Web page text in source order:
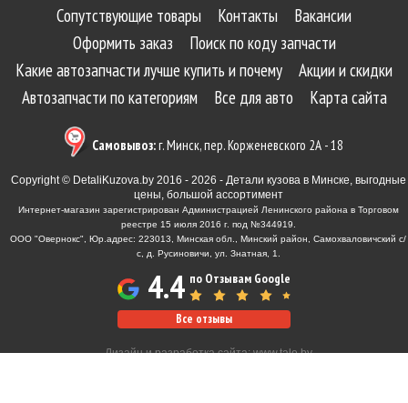
Сопутствующие товары
Контакты
Вакансии
Оформить заказ
Поиск по коду запчасти
Какие автозапчасти лучше купить и почему
Акции и скидки
Автозапчасти по категориям
Все для авто Карта сайта
Самовывоз:г. Минск, пер. Корженевского 2А - 18
Copyright © DetaliKuzova.by 2016 - 2026 - Детали кузова в Минске, выгодные
цены, большой ассортимент
Интернет-магазин зарегистрирован Администрацией Ленинского района в Торговом
реестре 15 июля 2016 г. под №344919.
ООО "Овернокс", Юр.адрес: 223013, Минская обл., Минский район, Самохваловичский с/
с, д. Русиновичи, ул. Знатная, 1.
4.4 по Отзывам Google
Все отзывы
Дизайн и разработка сайта:www.tale.by